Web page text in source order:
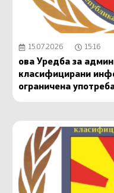
15.07.2026 15:16
ова Уредба за
класифицирани
ограничена